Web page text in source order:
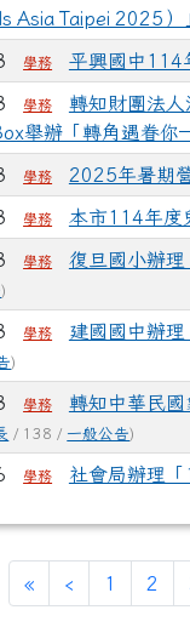
Asia Taipei 2025）
學務 平興國中114
學務
轉知財團法
舉辦「轉角遇眷你
學務 2025年暑期
學務 本市114年度
學務 復旦國小辦理
)
學務 建國國中辦
)
學務
轉知中華民
/ 138 / 一般公告)
學務 社會局辦理
« ‹ 1 2